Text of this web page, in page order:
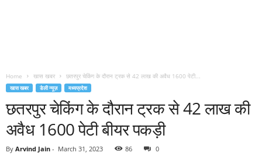
Home खास खबर छतरपुर चेकिंग के दौरान ट्रक से 42 लाख की अवैध 1600 पेटी...
खास खबर डेली न्यूज़ मध्यप्रदेश
छतरपुर चेकिंग के दौरान ट्रक से 42 लाख की
अवैध 1600 पेटी बीयर पकड़ी
By Arvind Jain - March 31, 2023 86 0